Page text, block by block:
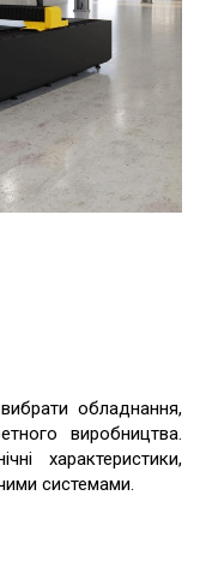
обладнання,
виробництва.
характеристики,
системами.